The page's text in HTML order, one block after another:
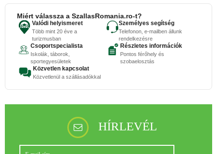
Miért válassza a SzallasRomania.ro-t?
Valódi helyismeret
Több mint 20 éve a
turizmusban
Személyes segítség
Telefonon, e-mailben állunk
rendelkezésre
Csoportspecialista
Iskolák, táborok,
sportegyesületek
Részletes információk
Pontos férőhely és
szobaelosztás
Közvetlen kapcsolat
Közvetlenül a szállásadókkal
HÍRLEVÉL